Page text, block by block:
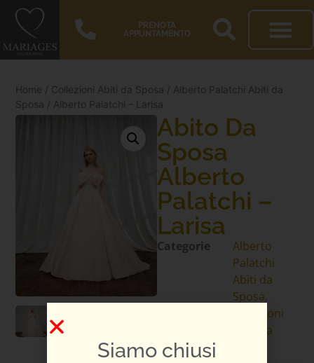
PRENOTA
APPUNTAMENTO
Home / Collezioni Abiti da Sposa / Alberto Palatchi Abiti da
Sposa / Alberto Palatchi – Larisa
Abito Da
Sposa
Alberto
Palatchi –
Larisa
Categorie
Alberto
Palatchi
Abiti da
Sposa
Collezioni
Abiti da
Siamo chiusi